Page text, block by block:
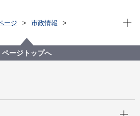
ージ
市政情報
現在
ページトップへ